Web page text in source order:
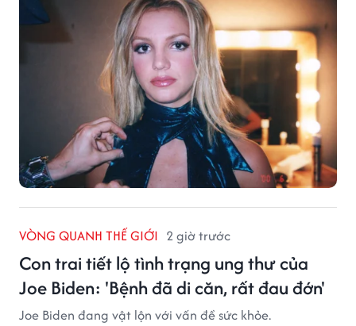
VÒNG QUANH THẾ GIỚI 2 giờ trước
Con trai tiết lộ tình trạng ung thư của
Joe Biden: 'Bệnh đã di căn, rất đau đớn'
Joe Biden đang vật lộn với vấn đề sức khỏe.